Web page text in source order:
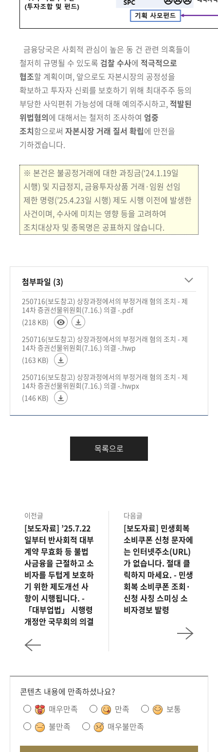
금융당국은 사회적 관심이 높은 동 건 관련 의혹들이
철저히 규명될 수 있도록 검찰 수사에 적극적으로
협조할 계획이며, 앞으로도 자본시장의 공정성을
확보하고 투자자 신뢰를 보호하기 위해 최대주주 등의
부당한 사익편취 가능성에 대해 예의주시하고, 적발된
위법혐의에 대해서는 철저히 조사하여 엄중
조치함으로써 자본시장 거래 질서 확립에 만전을
기하겠습니다.
※ 본건은 불공정거래에 대한 과징금(‘24.1.19일
시행) 및 지급정지, 금융투자상품 거래·임원 선임
제한 명령(’25.4.23일 시행) 제도 시행 이전에 발생한
사건이며, 수사에 미치는 영향 등을 고려하여
조치대상자 및 종목명은 공표하지 않습니다.
첨부파일 (3)
250716(보도참고) 상장과정에서의 부정거래 혐의 조치 - 제
14차 증권선물위원회(7.16.) 의결 -.pdf
(218 KB)
250716(보도참고) 상장과정에서의 부정거래 혐의 조치 - 제
14차 증권선물위원회(7.16.) 의결 -.hwp
(163 KB)
250716(보도참고) 상장과정에서의 부정거래 혐의 조치 - 제
14차 증권선물위원회(7.16.) 의결 -.hwpx
(146 KB)
목록으로
이전글
[보도자료] ’25.7.22
일부터 반사회적 대부
계약 무효화 등 불법
사금융을 근절하고 소
비자를 두텁게 보호하
기 위한 제도개선 사
항이 시행됩니다. -
「대부업법」 시행령
개정안 국무회의 의결
다음글
[보도자료] 민생회복
소비쿠폰 신청 문자에
는 인터넷주소(URL)
가 없습니다. 절대 클
릭하지 마세요. - 민생
회복 소비쿠폰 조회·
신청 사칭 스미싱 소
비자경보 발령
콘텐츠 내용에 만족하셨나요?
매우만족
만족
보통
불만족
매우불만족